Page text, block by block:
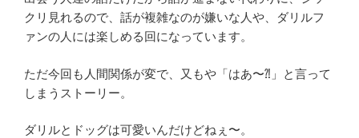
クリ見れるので、話が複雑なのが嫌いな人や、ダリルフ
ァンの人には楽しめる回になっています。
ただ今回も人間関係が変で、又もや「はあ〜⁈」と言って
しまうストーリー。
ダリルとドッグは可愛いんだけどねぇ〜。